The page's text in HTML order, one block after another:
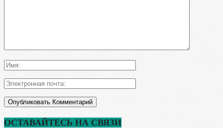
ОСТАВАЙТЕСЬ НА СВЯЗИ